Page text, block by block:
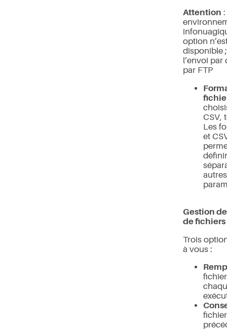
Attention
option
disponible
l’envoi
par FTP
CSV,
Les
et
autres
Gestion
de fichiers
Trois
à vous :